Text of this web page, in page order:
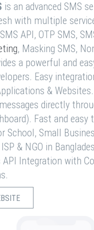
is an advanced SMS
with multiple
API, OTP SMS,
, Masking SMS,
a powerful and
Easy
&
directly
Fast and easy
School, Small
& NGO in
Integration with